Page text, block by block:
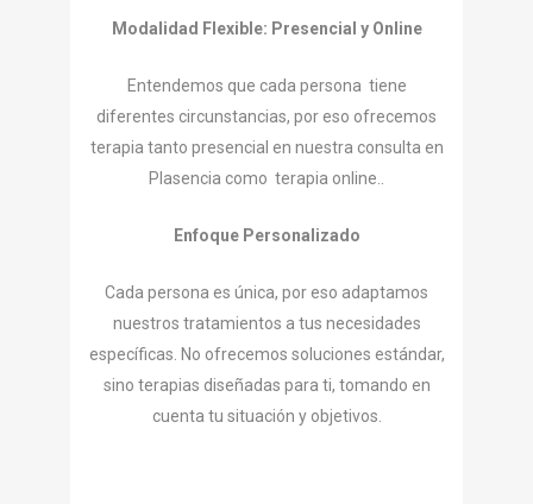
Modalidad Flexible: Presencial y Online
Entendemos que cada persona tiene
diferentes circunstancias, por eso ofrecemos
terapia tanto presencial en nuestra consulta en
Plasencia como terapia online..
Enfoque Personalizado
Cada persona es única, por eso adaptamos
nuestros tratamientos a tus necesidades
específicas. No ofrecemos soluciones estándar,
sino terapias diseñadas para ti, tomando en
cuenta tu situación y objetivos.